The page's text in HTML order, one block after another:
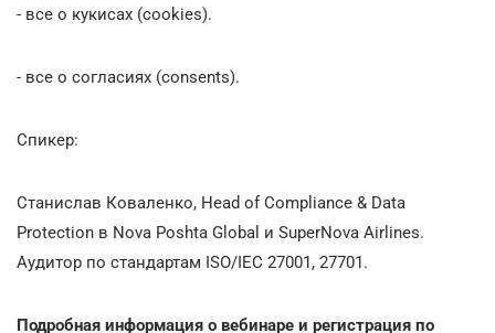
- все о кукисах (cookies).
- все о согласиях (consents).
Спикер:
Станислав Коваленко, Head of Compliance & Data
Protection в Nova Poshta Global и SuperNova Airlines.
Аудитор по стандартам ISO/IEC 27001, 27701.
Подробная информация о вебинаре и регистрация по